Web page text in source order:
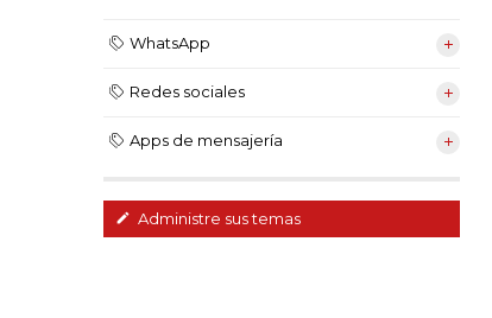
WhatsApp
Redes sociales
Apps de mensajería
Administre sus temas